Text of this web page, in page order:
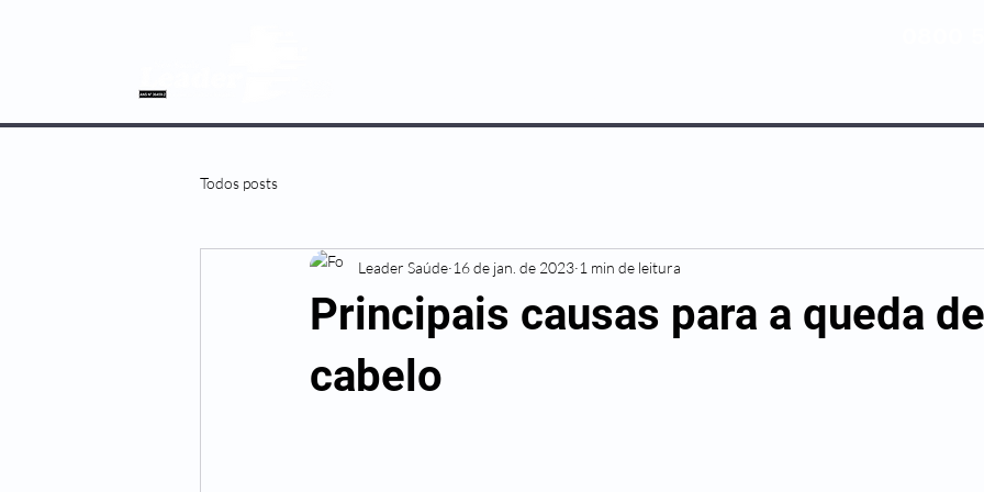
Todos posts
Principais causas para a queda de
cabelo
Leader Saúde 16 de jan. de 2023 1 min de leitura